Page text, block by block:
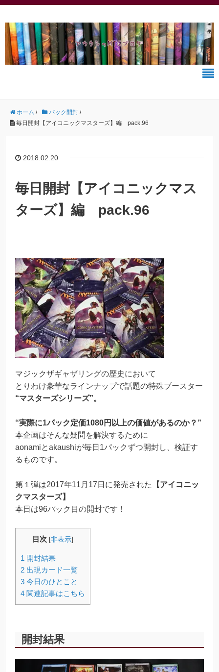
ホーム / パック開封 /
毎日開封【アイコニックマスターズ】編 pack.96
2018.02.20
毎日開封【アイコニックマス
ターズ】編 pack.96
マジックザギャザリングの歴史において
とりわけ豪華なラインナップで話題の特殊ブースター
“マスターズシリーズ”。
“実際に1パック定価1080円以上の価値があるのか？”
本企画はそんな疑問を解決するために
aonamiとakaushiが毎日1パックずつ開封し、検証す
るものです。
第１弾は2017年11月17日に発売された
【アイコニッ
クマスターズ】
本日は96パック目の開封です！
目次 [非表示]
1 開封結果
2 出現カード一覧
3 今日のひとこと
4 関連記事はこちら
開封結果